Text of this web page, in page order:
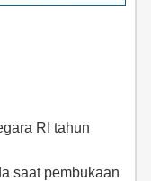
RI tahun
saat pembukaan